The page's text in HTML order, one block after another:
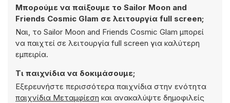
Μπορούμε να παίξουμε το Sailor Moon and
Friends Cosmic Glam σε λειτουργία full screen;
Ναι, το Sailor Moon and Friends Cosmic Glam μπορεί
να παιχτεί σε λειτουργία full screen για καλύτερη
εμπειρία.
Τι παιχνίδια να δοκιμάσουμε;
Εξερευνήστε περισσότερα παιχνίδια στην ενότητα
παιχνίδια Μεταμφίεση και ανακαλύψτε δημοφιλείς